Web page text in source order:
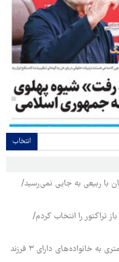
انتخاب
با ربیعی به جایی نمی‌رسید/
تراکتور را انتخاب کردم/
دبیر ستاد ملی جمعیت: اعطای زمین ۲۰۰ متری به خانواده‌های دارای ۳ فرزند